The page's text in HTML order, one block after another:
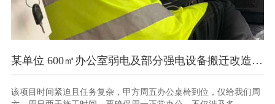
某单位 600㎡办公室弱电及部分强电设备搬迁改造项目
椅到位，仅给我们周
南京某部办公楼智能化弱电项目
此项目时间紧、任务重，10 天内要完成多种